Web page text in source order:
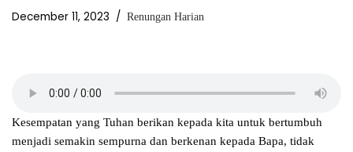
December 11, 2023 Renungan Harian
Kesempatan yang Tuhan berikan kepada kita untuk bertumbuh
menjadi semakin sempurna dan berkenan kepada Bapa, tidak